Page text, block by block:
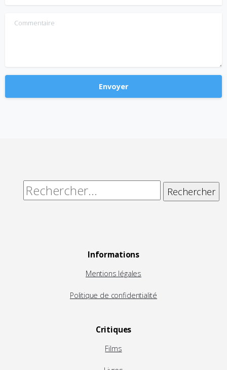
Commentaire
Rechercher :
Informations
Mentions légales
Politique de confidentialité
Critiques
Films